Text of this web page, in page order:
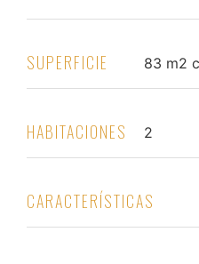
SUPERFICIE 83 m2
HABITACIONES 2
CARACTERÍSTICAS